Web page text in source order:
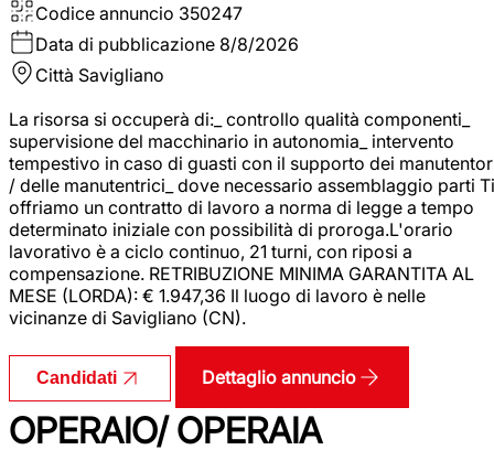
Codice annuncio 350247
Data di pubblicazione 8/8/2026
Città Savigliano
La risorsa si occuperà di:_ controllo qualità componenti_
supervisione del macchinario in autonomia_ intervento
tempestivo in caso di guasti con il supporto dei
/ delle manutentrici_ dove necessario assemblaggio parti Ti
offriamo un contratto di lavoro a norma di legge a tempo
determinato iniziale con possibilità di proroga.L'orario
lavorativo è a ciclo continuo, 21 turni, con riposi a
compensazione. RETRIBUZIONE MINIMA GARANTITA AL
MESE (LORDA): € 1.947,36 Il luogo di lavoro è nelle
vicinanze di Savigliano (CN).
Candidati Dettaglio annuncio
OPERAIO/ OPERAIA